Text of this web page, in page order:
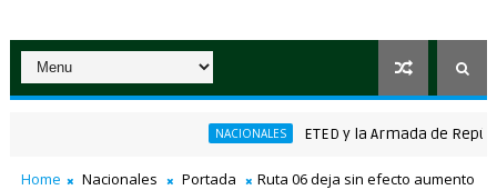
NACIONALES ETED y la Armada de
ganador de RD$37 millones con el Loto
Home Nacionales Portada
Ruta 06 deja sin efecto aumento